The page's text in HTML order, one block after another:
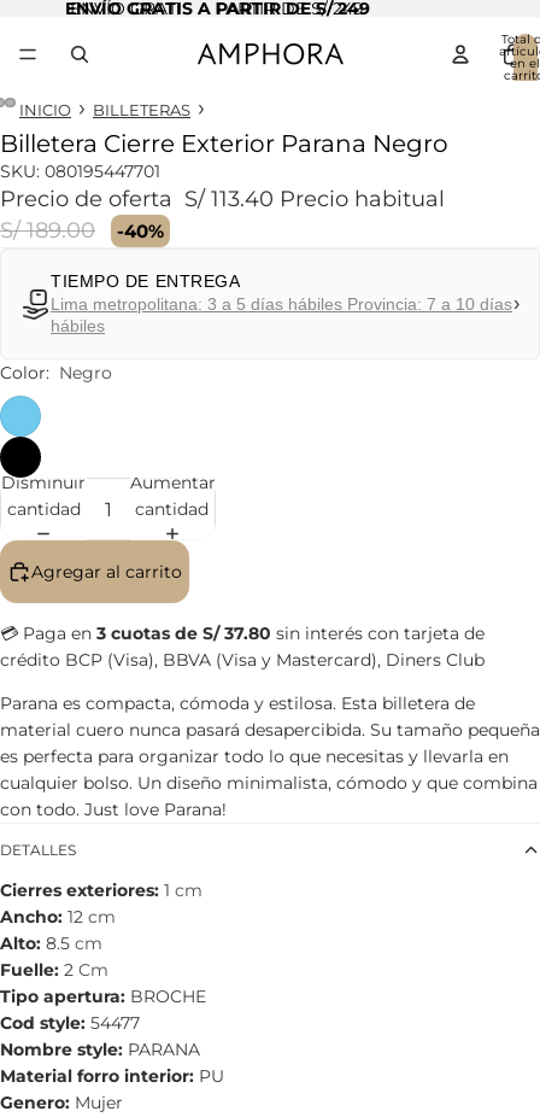
ENVÍO GRATIS A PARTIR DE S/ 249
ENVÍO GRATIS A PARTIR DE S/ 249
Total
en el
INICIO BILLETERAS
Abrir
imagen
a
pantalla
Abrir
imagen
a
pantalla
Abrir
imagen
a
pantalla
Billetera Cierre Exterior Parana Negro
SKU: 080195447701
Precio de oferta S/ 113.40 Precio habitual
S/ 189.00
-40%
TIEMPO DE ENTREGA
Lima metropolitana: 3 a 5 días hábiles Provincia: 7 a 10 días
hábiles
›
Color: Negro
Disminuir
cantidad
Aumentar
cantidad
Agregar al carrito
💳 Paga en 3 cuotas de S/ 37.80 sin interés con tarjeta de
crédito BCP (Visa), BBVA (Visa y Mastercard), Diners Club
Parana es compacta, cómoda y estilosa. Esta billetera de
material cuero nunca pasará desapercibida. Su tamaño pequeña
es perfecta para organizar todo lo que necesitas y llevarla en
cualquier bolso. Un diseño minimalista, cómodo y que combina
con todo. Just love Parana!
DETALLES
Cierres exteriores 1 cm
Ancho 12 cm
Alto 8.5 cm
Fuelle 2 Cm
Tipo apertura BROCHE
Cod style 54477
Nombre style PARANA
Material forro interior PU
Genero Mujer